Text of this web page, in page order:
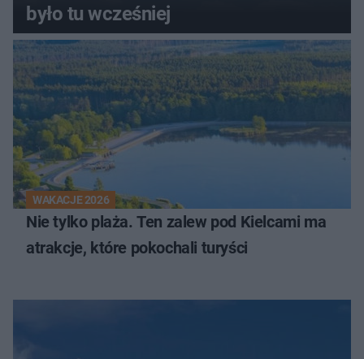
było tu wcześniej
WAKACJE 2026
Nie tylko plaża. Ten zalew pod Kielcami ma
atrakcje, które pokochali turyści